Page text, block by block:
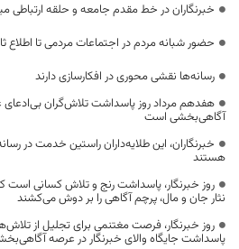
خبرنگاران در خط مقدم جامعه و حلقه ارتباطی
حضور شبانه مردم در اجتماعات مردمی تا اطلاع
رسانه‌ها نقشی محوری در افکارسازی دارند
هفدهم مرداد روز پاسداشت تلاش‌گران بی‌ادعای
آگاهی‌بخشی است
خبرنگاران، این طلایه‌داران راستین خدمت در
هستند
روز خبرنگار، پاسداشت رنج و تلاش کسانی است
نثار جان و مال، پرچم آگاهی را بر دوش می‌کشند
روز خبرنگار، فرصت مغتنمی برای تجلیل از
پاسداشت جایگاه والای خبرنگار در عرصه